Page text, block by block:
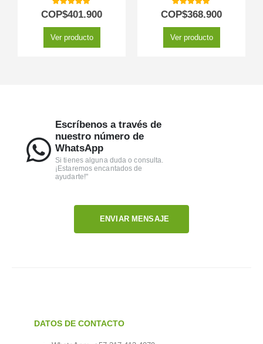
5.00out of 5
COP$401.900
Ver producto
5.00out of 5
COP$368.900
Ver producto
Escríbenos a través de
nuestro número de
WhatsApp
Si tienes alguna duda o consulta.
¡Estaremos encantados de
ayudarte!"
ENVIAR MENSAJE
DATOS DE CONTACTO